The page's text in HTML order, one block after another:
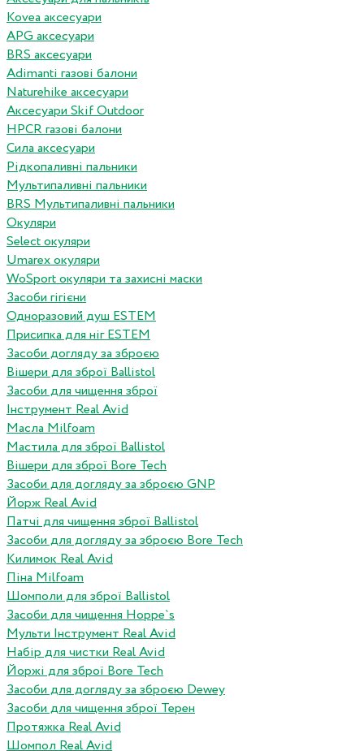
Kovea аксесуари
APG аксесуари
BRS аксесуари
Adimanti газові балони
Naturehike аксесуари
Аксесуари Skif Outdoor
HPCR газові балони
Сила аксесуари
Рідкопаливні пальники
Мультипаливні пальники
BRS Мультипаливні пальники
Окуляри
Select окуляри
Umarex окуляри
WoSport окуляри та захисні маски
Засоби гігієни
Одноразовий душ ESTEM
Присипка для ніг ESTEM
Засоби догляду за зброєю
Вішери для зброї Ballistol
Засоби для чищення зброї
Інструмент Real Avid
Масла Milfoam
Мастила для зброї Ballistol
Вішери для зброї Bore Tech
Засоби для догляду за зброєю GNP
Йорж Real Avid
Патчі для чищення зброї Ballistol
Засоби для догляду за зброєю Bore Tech
Килимок Real Avid
Піна Milfoam
Шомполи для зброї Ballistol
Засоби для чищення Hoppe`s
Мульти Інструмент Real Avid
Набір для чистки Real Avid
Йоржі для зброї Bore Tech
Засоби для догляду за зброєю Dewey
Засоби для чищення зброї Терен
Протяжка Real Avid
Шомпол Real Avid